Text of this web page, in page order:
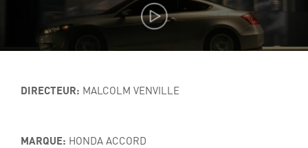
DIRECTEUR: MALCOLM VENVILLE
MARQUE: HONDA ACCORD